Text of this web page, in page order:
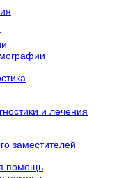
и лечения
заместителей
помощь